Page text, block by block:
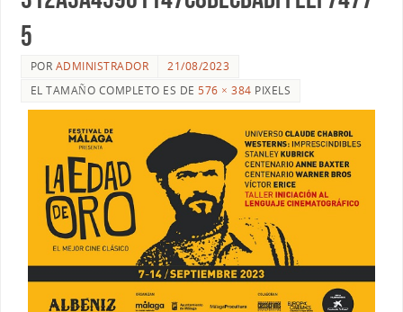
5
POR ADMINISTRADOR
21/08/2023
EL TAMAÑO COMPLETO ES DE576 × 384 PIXELS